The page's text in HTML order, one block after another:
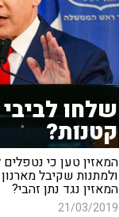
שלחו
קטנות?
המאזין טען כי נטפלים
ולמתנות שקיבל
המאזין נגד נתן זהבי?
21/03/2019